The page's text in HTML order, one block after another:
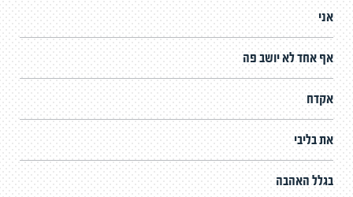
אני
אף אחד לא יושב פה
אקדח
את בליבי
בגלל האהבה